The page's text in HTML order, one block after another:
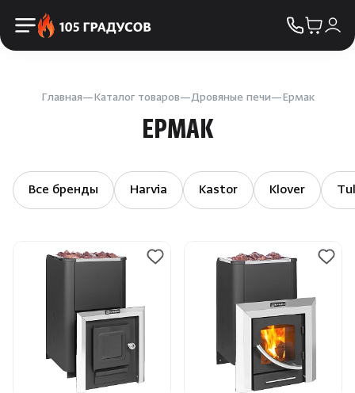
Освещение
Двери
Пиломатериалы
SPA-оборудование
Камни для печей
Главная Каталог товаров Дровяные печи Ермак
ЕРМАК
Все бренды Harvia Kastor Klover